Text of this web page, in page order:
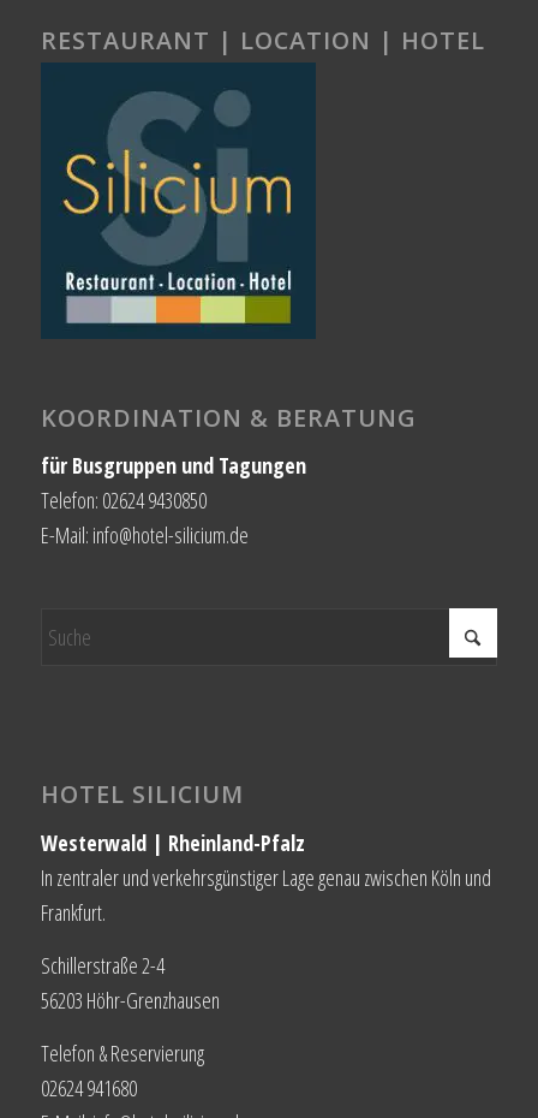
RESTAURANT | LOCATION | HOTEL
KOORDINATION & BERATUNG
für Busgruppen und Tagungen
Telefon: 02624 9430850
E-Mail: info@hotel-silicium.de
HOTEL SILICIUM
Westerwald | Rheinland-Pfalz
In zentraler und verkehrsgünstiger Lage genau zwischen Köln und
Frankfurt.
Schillerstraße 2-4
56203 Höhr-Grenzhausen
Telefon & Reservierung
02624 941680